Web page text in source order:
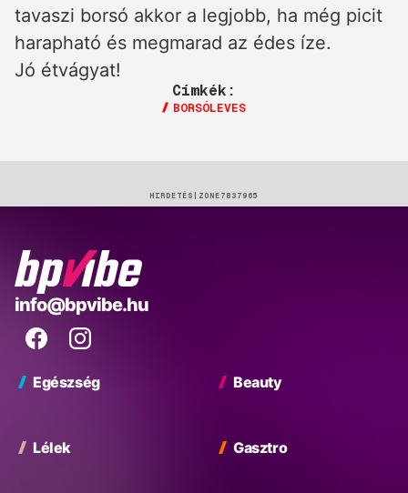
tavaszi borsó akkor a legjobb, ha még picit
harapható és megmarad az édes íze.
Jó étvágyat!
Címkék:
BORSÓLEVES
HIRDETÉS
BP
Vibe
info@bpvibe.hu
Egészség Beauty
Lélek Gasztro